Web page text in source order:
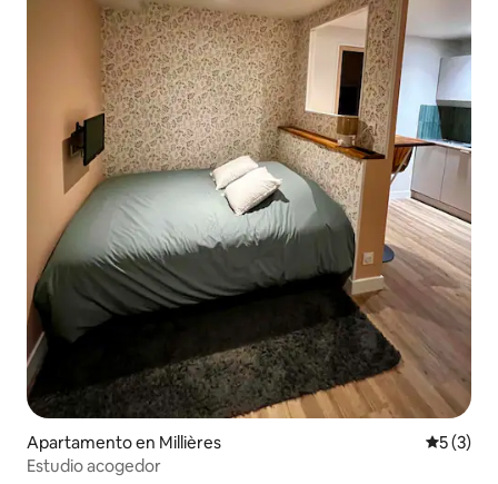
Apartamento en Millières
5 (3)
Estudio acogedor